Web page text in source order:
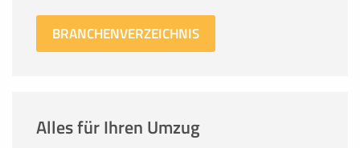
BRANCHENVERZEICHNIS
Alles für Ihren Umzug